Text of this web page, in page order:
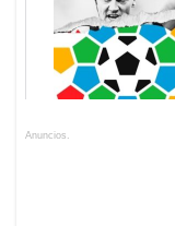
Anuncios.